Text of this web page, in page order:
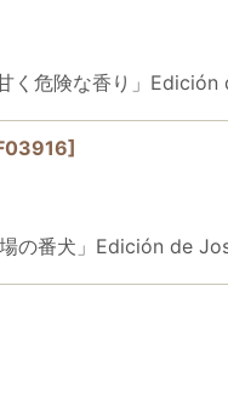
く危険な香り」
]
の番犬」Edición de